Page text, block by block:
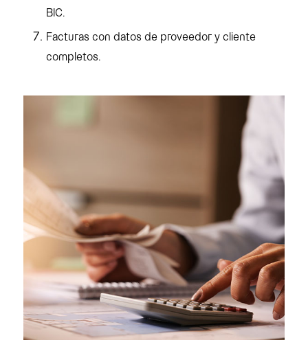
BIC.
Facturas con datos de proveedor y cliente
completos.